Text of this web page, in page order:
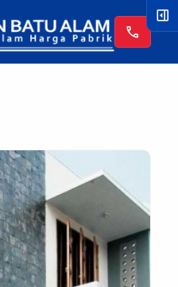
call
right_panel_open